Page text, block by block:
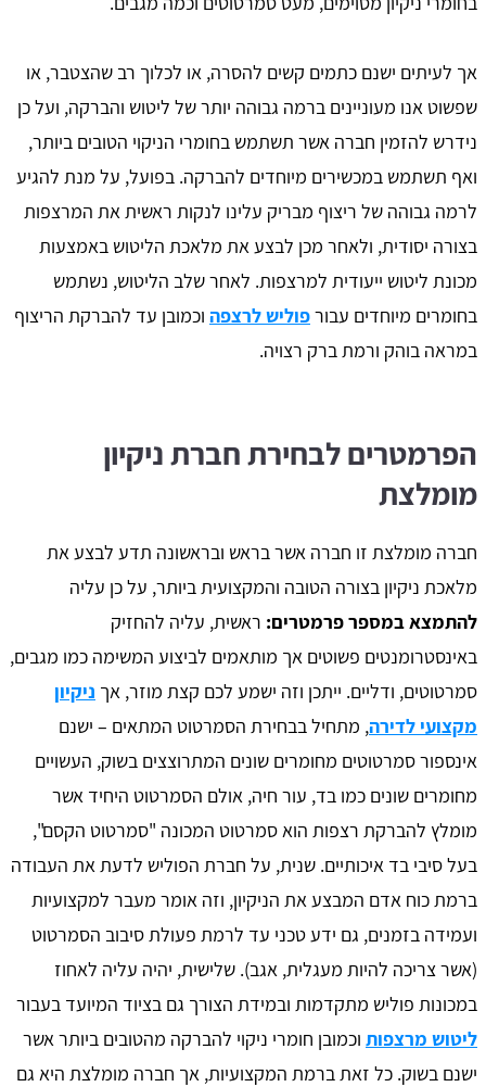
אך לעיתים ישנם כתמים קשים להסרה, או לכלוך רב שהצטבר, או
שפשוט אנו מעוניינים ברמה גבוהה יותר של ליטוש והברקה, ועל כן
נידרש להזמין חברה אשר תשתמש בחומרי הניקוי הטובים ביותר,
ואף תשתמש במכשירים מיוחדים להברקה. בפועל, על מנת להגיע
לרמה גבוהה של ריצוף מבריק עלינו לנקות ראשית את המרצפות
בצורה יסודית, ולאחר מכן לבצע את מלאכת הליטוש באמצעות
מכונת ליטוש ייעודית למרצפות. לאחר שלב הליטוש, נשתמש
בחומרים מיוחדים עבורפוליש לרצפה וכמובן עד להברקת הריצוף
במראה בוהק ורמת ברק רצויה.
הפרמטרים לבחירת חברת ניקיון
מומלצת
חברה מומלצת זו חברה אשר בראש ובראשונה תדע לבצע את
מלאכת ניקיון בצורה הטובה והמקצועית ביותר, על כן עליה
להתמצא במספר פרמטרים: ראשית, עליה להחזיק
באינסטרומנטים פשוטים אך מותאמים לביצוע המשימה כמו מגבים,
סמרטוטים, ודליים. ייתכן וזה ישמע לכם קצת מוזר, אך ניקיון
מקצועי לדירה, מתחיל בבחירת הסמרטוט המתאים – ישנם
אינספור סמרטוטים מחומרים שונים המתרוצצים בשוק, העשויים
מחומרים שונים כמו בד, עור חיה, אולם הסמרטוט היחיד אשר
מומלץ להברקת רצפות הוא סמרטוט המכונה "סמרטוט הקסם",
בעל סיבי בד איכותיים. שנית, על חברת הפוליש לדעת את העבודה
ברמת כוח אדם המבצע את הניקיון, וזה אומר מעבר למקצועיות
ועמידה בזמנים, גם ידע טכני עד לרמת פעולת סיבוב הסמרטוט
(אשר צריכה להיות מעגלית, אגב). שלישית, יהיה עליה לאחוז
במכונות פוליש מתקדמות ובמידת הצורך גם בציוד המיועד בעבור
ליטוש מרצפות וכמובן חומרי ניקוי להברקה מהטובים ביותר אשר
ישנם בשוק. כל זאת ברמת המקצועיות, אך חברה מומלצת היא גם